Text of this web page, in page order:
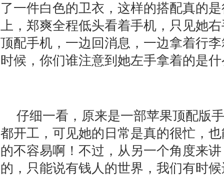
了一件白色的卫衣，这样的搭配真的
上，郑爽全程低头看着手机，只见她
顶配手机，一边回消息，一边拿着行
时候，你们谁注意到她左手拿着的是
仔细一看，原来是一部苹果顶配版
都开工，可见她的日常是真的很忙，
的不容易啊！不过，从另一个角度来
的，只能说有钱人的世界，我们有时